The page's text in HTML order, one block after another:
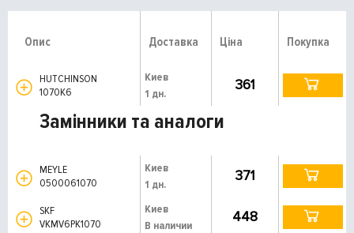
Опис Доставка Ціна Покупка
HUTCHINSON
1070K6
Киев
1 дн.
361
Замінники та аналоги
MEYLE
0500061070
Киев
1 дн.
371
SKF
VKMV6PK1070
Киев
В наличии
448